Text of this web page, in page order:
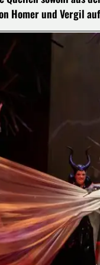
Homer und Vergil